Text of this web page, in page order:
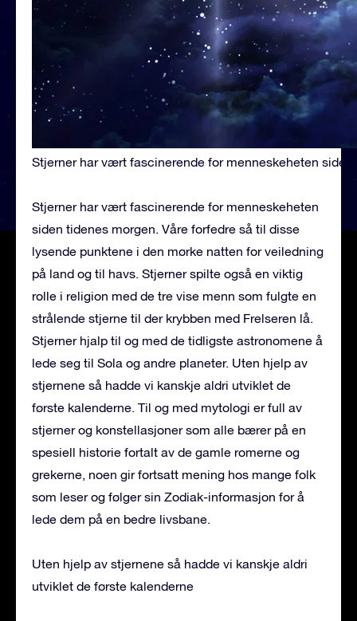
Stjerner har vært fascinerende for menneskeheten siden
Stjerner har vært fascinerende for menneskeheten
siden tidenes morgen. Våre forfedre så til disse
lysende punktene i den mørke natten for veiledning
på land og til havs. Stjerner spilte også en viktig
rolle i religion med de tre vise menn som fulgte en
strålende stjerne til der krybben med Frelseren lå.
Stjerner hjalp til og med de tidligste astronomene å
lede seg til Sola og andre planeter. Uten hjelp av
stjernene så hadde vi kanskje aldri utviklet de
første kalenderne. Til og med mytologi er full av
stjerner og konstellasjoner som alle bærer på en
spesiell historie fortalt av de gamle romerne og
grekerne, noen gir fortsatt mening hos mange folk
som leser og følger sin Zodiak-informasjon for å
lede dem på en bedre livsbane.
Uten hjelp av stjernene så hadde vi kanskje aldri
utviklet de første kalenderne